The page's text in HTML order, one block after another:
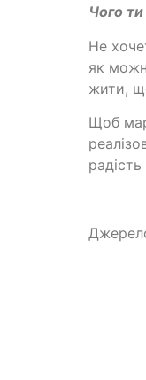
Чого
Не
як
жити,
Щоб